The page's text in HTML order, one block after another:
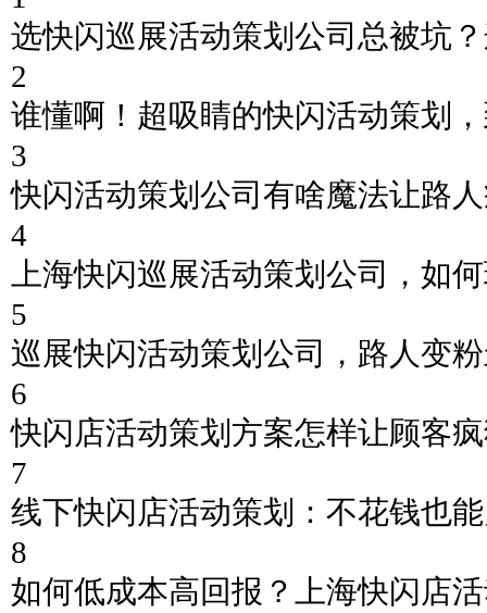
选快闪巡展活动策划公司总被坑
2
谁懂啊！超吸睛的快闪活动策划
3
快闪活动策划公司有啥魔法让路
4
上海快闪巡展活动策划公司，如
5
巡展快闪活动策划公司，路人变
6
快闪店活动策划方案怎样让顾客
7
线下快闪店活动策划：不花钱也
8
如何低成本高回报？上海快闪店